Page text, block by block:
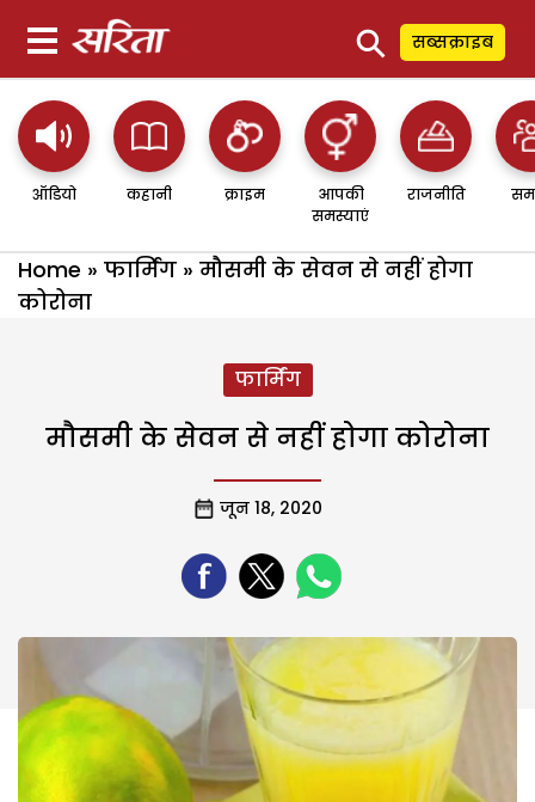
⚲ सब्सक्राइब
ऑडियो कहानी क्राइम
आपकी
समस्याएं
राजनीति
Home » फार्मिंग » मौसमी के सेवन से नहीं होगा
कोरोना
फार्मिंग
मौसमी के सेवन से नहीं होगा कोरोना
जून 18, 2020